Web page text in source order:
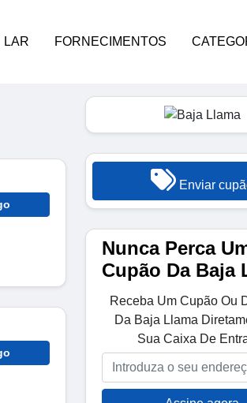
LAR FORNECIMENTOS
Enviar
Nunca Perca
Cupão Da Baja
Receba Um Cupão Ou
Da Baja Llama
Sua Caixa De